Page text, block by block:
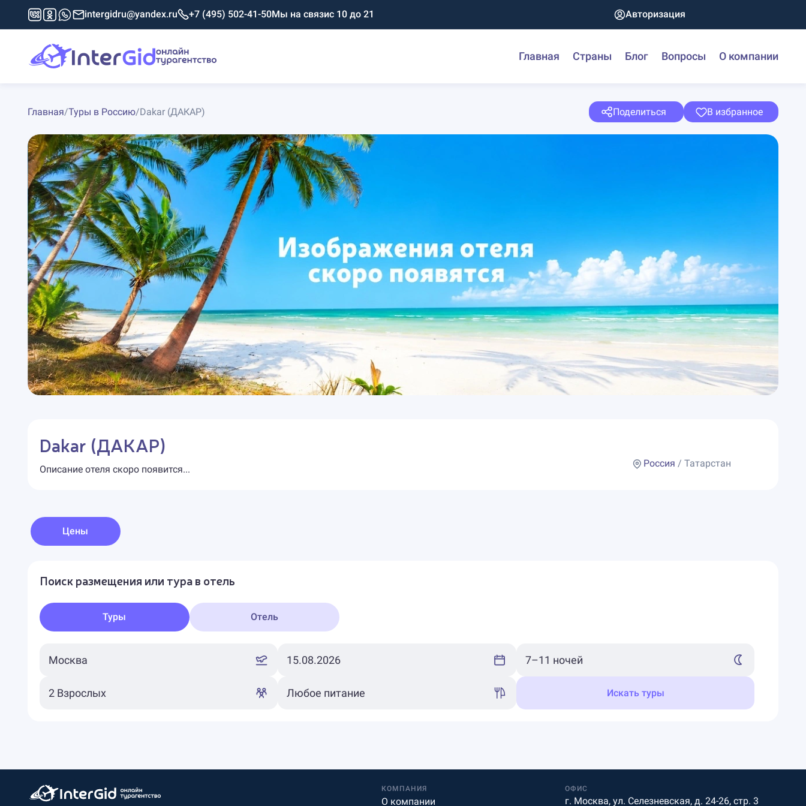
intergidru@yandex.ru +7 (495) 502-41-50Мы на связис 10 до 21 Авторизация
Главная Страны Блог Вопросы О компании
Главная/Туры в Россию/Dakar (ДАКАР) Поделиться В избранное
Dakar (ДАКАР)
Описание отеля скоро появится...
Россия / Татарстан
Цены
Поиск размещения или тура в отель
Туры Отель
Искать туры
КОМПАНИЯ
О компании
ОФИС
г. Москва, ул. Селезневская, д. 24-26, стр. 3